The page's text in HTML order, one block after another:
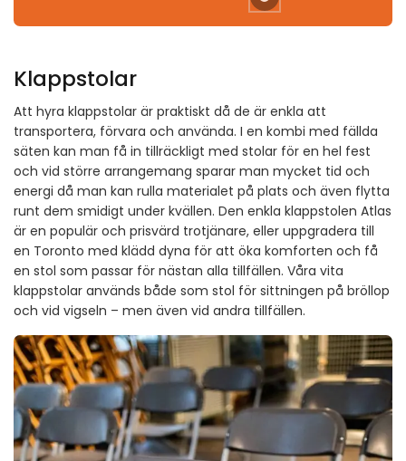
Klappstolar
Att hyra klappstolar är praktiskt då de är enkla att
transportera, förvara och använda. I en kombi med fällda
säten kan man få in tillräckligt med stolar för en hel fest
och vid större arrangemang sparar man mycket tid och
energi då man kan rulla materialet på plats och även flytta
runt dem smidigt under kvällen. Den enkla klappstolen Atlas
är en populär och prisvärd trotjänare, eller uppgradera till
en Toronto med klädd dyna för att öka komforten och få
en stol som passar för nästan alla tillfällen. Våra vita
klappstolar används både som stol för sittningen på bröllop
och vid vigseln – men även vid andra tillfällen.